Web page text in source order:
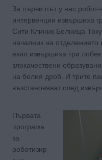
За първи път у нас робот-
интервенции извършиха
Сити Клиник Болница
началник на отделението
екип извършиха три
злокачествени
на белия дроб. И трите
възстановяват след
Първата
програма
за
роботизир